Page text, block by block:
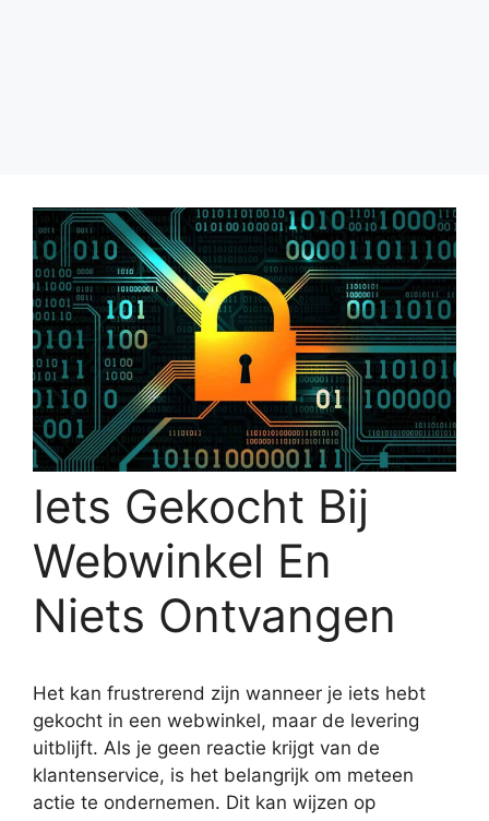
Iets Gekocht Bij
Webwinkel En
Niets Ontvangen
Het kan frustrerend zijn wanneer je iets hebt
gekocht in een webwinkel, maar de levering
uitblijft. Als je geen reactie krijgt van de
klantenservice, is het belangrijk om meteen
actie te ondernemen. Dit kan wijzen op